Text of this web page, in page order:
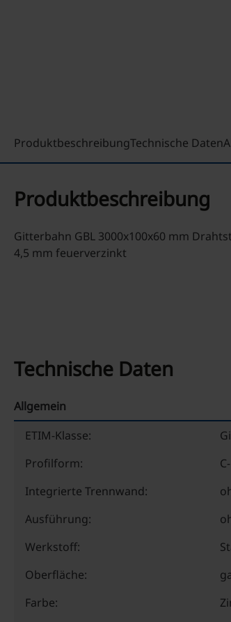
ProduktbeschreibungTechnische Daten
Produktbeschreibung
Gitterbahn GBL 3000x100x60 mm
4,5 mm feuerverzinkt
Technische Daten
Allgemein
ETIM-Klasse:
Profilform:
Integrierte Trennwand:
Ausführung:
Werkstoff:
Oberfläche:
Farbe: